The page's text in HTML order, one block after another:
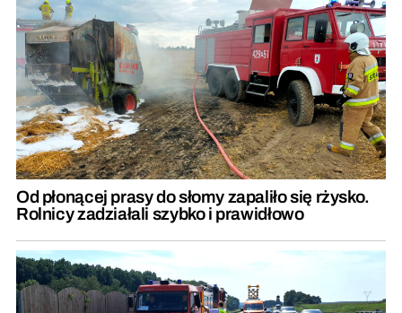
Od płonącej prasy do słomy zapaliło się rżysko.
Rolnicy zadziałali szybko i prawidłowo